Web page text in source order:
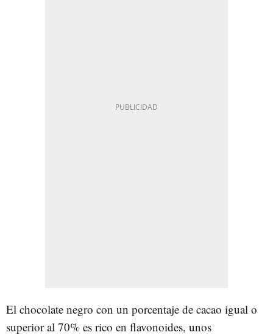
El chocolate negro con un porcentaje de cacao igual o
superior al 70% es rico en flavonoides, unos